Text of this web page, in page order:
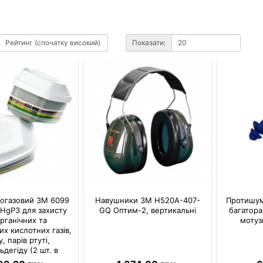
Показати:
3M 6099
для захисту
та
кислотних газів,
парів ртуті,
(2 шт. в
Навушники 3M H520A-407-
GQ Оптим-2, вертикальні